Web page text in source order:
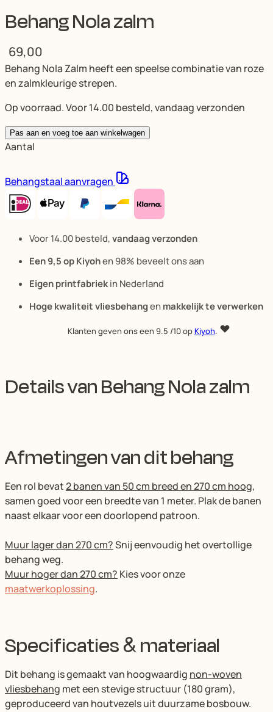
Behang Nola zalm
69,00
Behang Nola Zalm heeft een speelse combinatie van roze
en zalmkleurige strepen.
Op voorraad. Voor 14.00 besteld, vandaag verzonden
Pas aan en voeg toe aan winkelwagen
Aantal
Behangstaal aanvragen
Voor 14.00 besteld,vandaag verzonden
Een 9,5 op Kiyohen 98% beveelt ons aan
Eigen printfabriekin Nederland
Hoge kwaliteit vliesbehangenmakkelijk te verwerken
Klanten geven ons een 9.5 /10 opKiyoh.
Details van Behang Nola zalm
Afmetingen van dit behang
Een rol bevat2 banen van 50 cm breed en 270 cm hoog,
samen goed voor een breedte van 1 meter. Plak de banen
naast elkaar voor een doorlopend patroon.
Muur lager dan 270 cm?Snij eenvoudig het overtollige
behang weg.
Muur hoger dan 270 cm? Kies voor onze
maatwerkoplossing.
Specificaties & materiaal
Dit behang is gemaakt van hoogwaardig non-woven
vliesbehang met een stevige structuur (180 gram),
geproduceerd van houtvezels uit duurzame bosbouw.